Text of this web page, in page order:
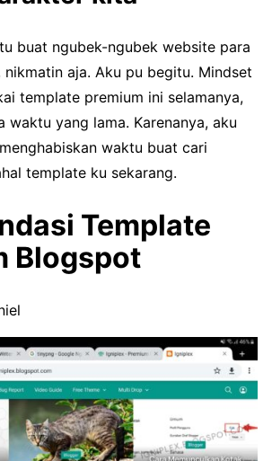
buat ngubek-ngubek website para
nikmatin aja. Aku pu begitu. Mindset
template premium ini selamanya,
waktu yang lama. Karenanya, aku
waktu buat cari
template ku sekarang.
Template
Blogspot